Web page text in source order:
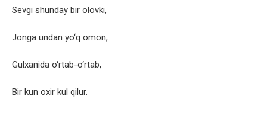
Sevgi shunday bir olovki,
Jonga undan yo‘q omon,
Gulxanida o‘rtab-o‘rtab,
Bir kun oxir kul qilur.